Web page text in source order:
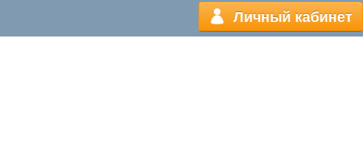
Личный кабинет